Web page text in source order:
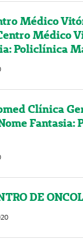
Médico
Médico
Policlínica
Clínica
Fantasia:
DE